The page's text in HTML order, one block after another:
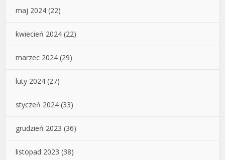
maj 2024 (22)
kwiecień 2024 (22)
marzec 2024 (29)
luty 2024 (27)
styczeń 2024 (33)
grudzień 2023 (36)
listopad 2023 (38)